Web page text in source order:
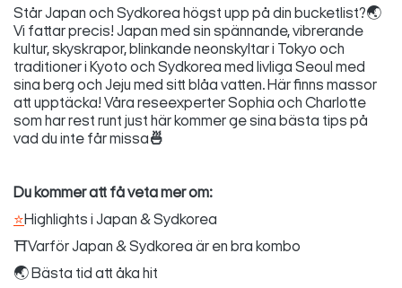
Står Japan och Sydkorea högst upp på din bucketlist?🌏
Vi fattar precis! Japan med sin spännande, vibrerande
kultur, skyskrapor, blinkande neonskyltar i Tokyo och
traditioner i Kyoto och Sydkorea med livliga Seoul med
sina berg och Jeju med sitt blåa vatten. Här finns massor
att upptäcka! Våra reseexperter Sophia och Charlotte
som har rest runt just här kommer ge sina bästa tips på
vad du inte får missa🍜
Du kommer att få veta mer om:
⭐Highlights i Japan & Sydkorea
⛩️Varför Japan & Sydkorea är en bra kombo
🌏 Bästa tid att åka hit